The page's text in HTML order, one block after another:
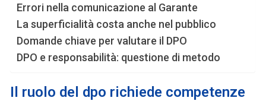
Errori nella comunicazione al Garante
La superficialità costa anche nel pubblico
Domande chiave per valutare il DPO
DPO e responsabilità: questione di metodo
Il ruolo del dpo richiede competenze